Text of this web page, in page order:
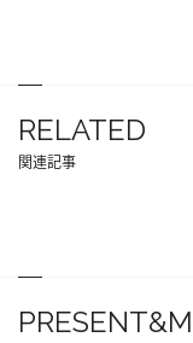
RELATED
関連記事